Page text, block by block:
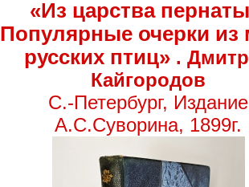
«Из царства
Популярные очерки из
русских птиц».
Кайгородов
С.-Петербург, Издание
А.С.Суворина, 1899г.